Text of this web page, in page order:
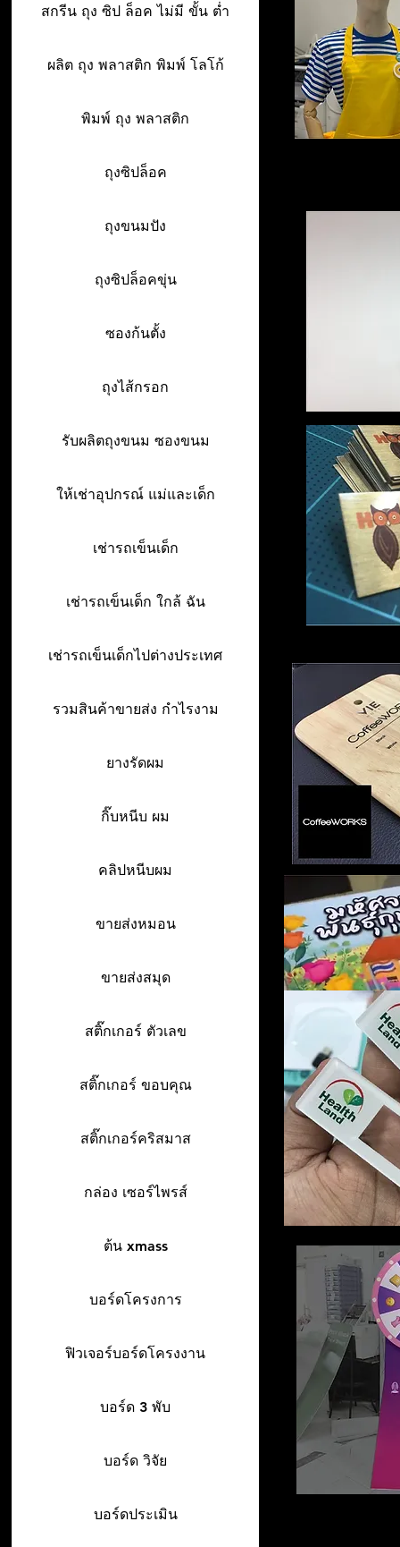
สกรีน ถุง ซิป ล็อค ไม่มี ขั้น ต่ำ
ผลิต ถุง พลาสติก พิมพ์ โลโก้
พิมพ์ ถุง พลาสติก
ถุงซิปล็อค
ถุงขนมปัง
ถุงซิปล็อคขุ่น
ซองก้นตั้ง
ถุงไส้กรอก
รับผลิตถุงขนม ซองขนม
ให้เช่าอุปกรณ์ แม่และเด็ก
เช่ารถเข็นเด็ก
เช่ารถเข็นเด็ก ใกล้ ฉัน
เช่ารถเข็นเด็กไปต่างประเทศ
รวมสินค้าขายส่ง กำไรงาม
ยางรัดผม
กิ๊บหนีบ ผม
คลิปหนีบผม
ขายส่งหมอน
ขายส่งสมุด
สติ๊กเกอร์ ตัวเลข
สติ๊กเกอร์ ขอบคุณ
สติ๊กเกอร์คริสมาส
กล่อง เซอร์ไพรส์
ต้น xmass
บอร์ดโครงการ
ฟิวเจอร์บอร์ดโครงงาน
บอร์ด 3 พับ
บอร์ด วิจัย
บอร์ดประเมิน